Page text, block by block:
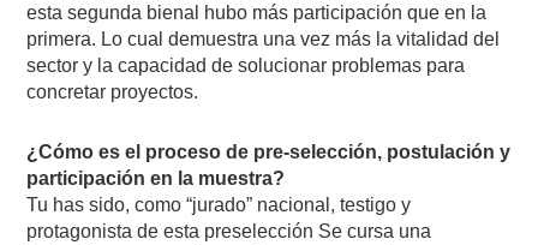
esta segunda bienal hubo más participación que en la
primera. Lo cual demuestra una vez más la vitalidad del
sector y la capacidad de solucionar problemas para
concretar proyectos.
¿Cómo es el proceso de pre-selección, postulación y
participación en la muestra?
Tu has sido, como “jurado” nacional, testigo y
protagonista de esta preselección Se cursa una